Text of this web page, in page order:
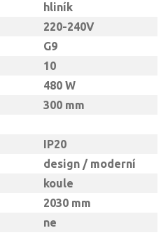
hliník
220-240V
G9
10
480 W
300 mm
IP20
design / moderní
koule
2030 mm
ne